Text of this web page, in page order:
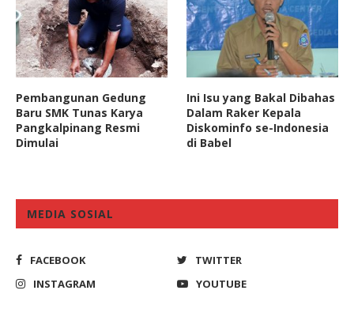
Pembangunan Gedung
Baru SMK Tunas Karya
Pangkalpinang Resmi
Dimulai
Ini Isu yang Bakal Dibahas
Dalam Raker Kepala
Diskominfo se-Indonesia
di Babel
MEDIA SOSIAL
FACEBOOK
TWITTER
INSTAGRAM
YOUTUBE